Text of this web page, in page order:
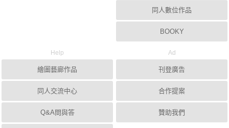
同人數位作品
BOOKY
Help
繪圖藝廊作品
同人交流中心
Q&A問與答
Ad
刊登廣告
合作提案
贊助我們